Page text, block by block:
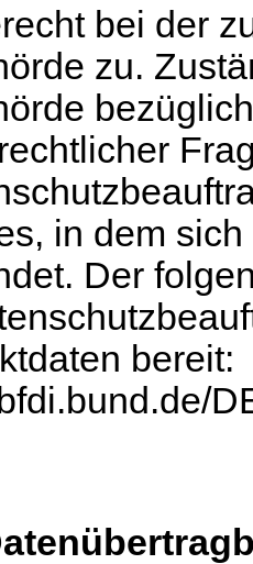
bei der
zu.
bezüglich
in dem
Der
bereit: